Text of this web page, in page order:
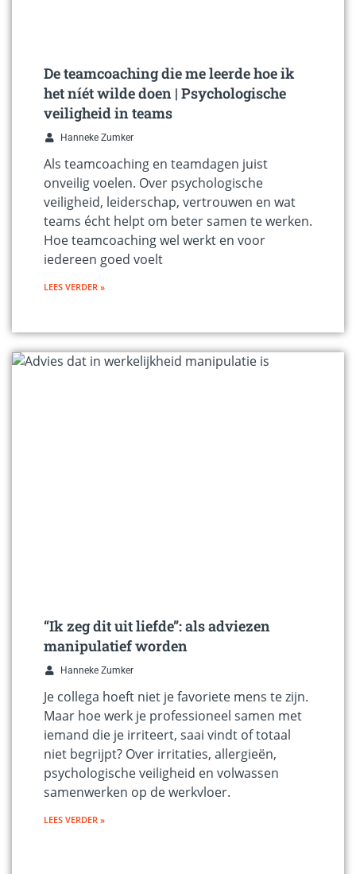
De teamcoaching die me leerde hoe ik
het níét wilde doen | Psychologische
veiligheid in teams
Hanneke Zumker
Als teamcoaching en teamdagen juist
onveilig voelen. Over psychologische
veiligheid, leiderschap, vertrouwen en wat
teams écht helpt om beter samen te werken.
Hoe teamcoaching wel werkt en voor
iedereen goed voelt
LEES VERDER »
“Ik zeg dit uit liefde”: als adviezen
manipulatief worden
Hanneke Zumker
Je collega hoeft niet je favoriete mens te zijn.
Maar hoe werk je professioneel samen met
iemand die je irriteert, saai vindt of totaal
niet begrijpt? Over irritaties, allergieën,
psychologische veiligheid en volwassen
samenwerken op de werkvloer.
LEES VERDER »